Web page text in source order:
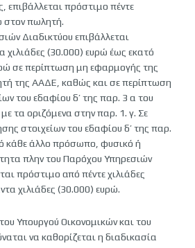
πρόστιμο πέντε
στον πωλητή.
Διαδικτύου επιβάλλεται
χιλιάδες (30.000) ευρώ έως εκατό
σε περίπτωση μη εφαρμογής της
της ΑΑΔΕ, καθώς και σε περίπτωση
του εδαφίου δ’ της παρ. 3 α του
τα οριζόμενα στην παρ. 1. γ. Σε
στοιχείων του εδαφίου δ’ της παρ.
κάθε άλλο πρόσωπο, φυσικό ή
πλην του Παρόχου Υπηρεσιών
πρόστιμο από πέντε χιλιάδες
χιλιάδες (30.000) ευρώ.
Υπουργού Οικονομικών και του
να καθορίζεται η διαδικασία